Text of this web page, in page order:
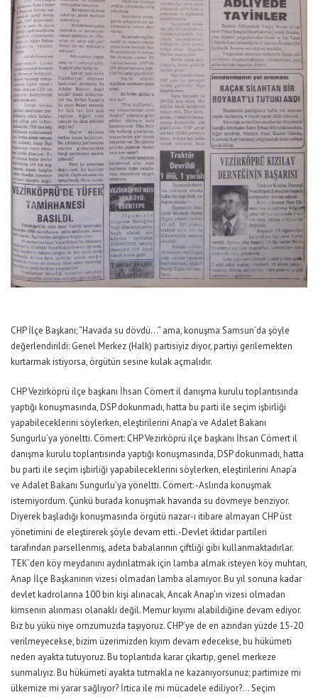
CHP İlçe Başkanı; “Havada su dövdü…” ama, konuşma Samsun’da şöyle
değerlendirildi: Genel Merkez (Halk) partisiyiz diyor, partiyi gerilemekten
kurtarmak istiyorsa, örgütün sesine kulak açmalıdır.
CHP Vezirköprü ilçe başkanı İhsan Cömert il danışma kurulu toplantısında
yaptığı konuşmasında, DSP dokunmadı, hatta bu parti ile seçim işbirliği
yapabileceklerini söylerken, eleştirilerini Anap’a ve Adalet Bakanı
Sungurlu’ya yöneltti. Cömert: CHP Vezirköprü ilçe başkanı İhsan Cömert il
danışma kurulu toplantısında yaptığı konuşmasında, DSP dokunmadı, hatta
bu parti ile seçim işbirliği yapabileceklerini söylerken, eleştirilerini Anap’a
ve Adalet Bakanı Sungurlu’ya yöneltti. Cömert: -Aslında konuşmak
istemiyordum. Çünkü burada konuşmak havanda su dövmeye benziyor.
Diyerek başladığı konuşmasında örgütü nazar-ı itibare almayan CHP üst
yönetimini de eleştirerek şöyle devam etti. -Devlet iktidar partileri
tarafından parsellenmiş, adeta babalarının çiftliği gibi kullanmaktadırlar.
TEK’den köy meydanını aydınlatmak için lamba almak isteyen köy muhtarı,
Anap İlçe Başkanının vizesi olmadan lamba alamıyor. Bu yıl sonuna kadar
devlet kadrolarına 100 bin kişi alınacak, Ancak Anap’ın vizesi olmadan
kimsenin alınması olanaklı değil. Memur kıyımı alabildiğine devam ediyor.
Biz bu yükü niye omzumuzda taşıyoruz. CHP’ye de en azından yüzde 15-20
verilmeyecekse, bizim üzerimizden kıyım devam edecekse, bu hükümeti
neden ayakta tutuyoruz. Bu toplantıda karar çıkartıp, genel merkeze
sunmalıyız. Bu hükümeti ayakta tutmakla ne kazanıyorsunuz; partimize mi
ülkemize mi yarar sağlıyor? İrtica ile mi mücadele ediliyor?… Seçim